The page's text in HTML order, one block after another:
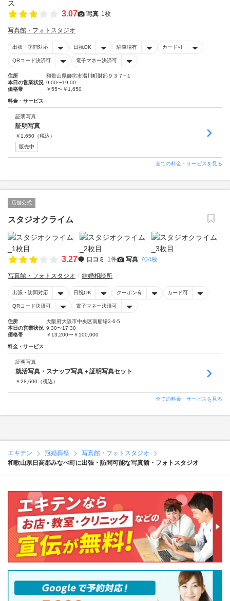
3.07 写真 1枚
写真館・フォトスタジオ
出張・訪問対応 日祝OK 駐車場有 カード可
QRコード決済可 電子マネー決済可
住所
和歌山県御坊市湯川町財部９３７−１
本日の営業状況 9:00〜19:00
価格帯
￥55〜￥1,650
料金・サービス
証明写真
証明写真
￥ 1,650 （税込）
販売中
全ての料金・サービスを見る
店舗公式
スタジオクライム
3.27 口コミ 1件 写真 704枚
写真館・フォトスタジオ 結婚相談所
出張・訪問対応 日祝OK クーポン有 カード可
QRコード決済可 電子マネー決済可
住所
大阪府大阪市中央区南船場3-6-5
本日の営業状況 9:30〜17:30
価格帯
￥13,200〜￥100,000
料金・サービス
証明写真
就活写真・スナップ写真＋証明写真セット
￥28,600 （税込）
全ての料金・サービスを見る
エキテン 冠婚葬祭
写真館・フォトスタジオ
和歌山県日高郡みなべ町に出張・訪問可能な写真館・フォトスタジオ